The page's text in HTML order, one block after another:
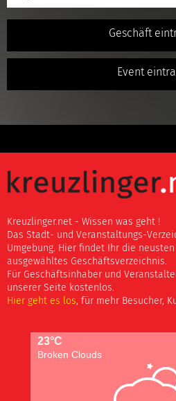
Geschäft
Event
Kreuzlinger.net - Wissen was geht !
Das Stadt- und Veranstaltungs-
Umgebung. Hier findet Ihr die
ausgewähltes Geschäftsverzeichnis.
Für Geschäftsinhaber und
unserer Seite kostenlos.
Hier geht es los, für mehr Besucher,
23°C
Broken Clouds